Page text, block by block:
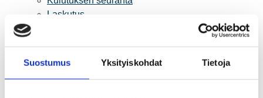
Suostumus Yksityiskohdat Tietoja
Laskutus